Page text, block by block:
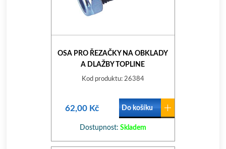
OSA PRO ŘEZAČKY NA OBKLADY
A DLAŽBY TOPLINE
Kod produktu: 26384
62,00 Kč Do košíku
Dostupnost: Skladem